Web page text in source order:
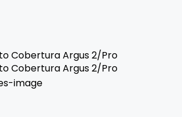
Cobertura Argus 2/Pro
Cobertura Argus 2/Pro